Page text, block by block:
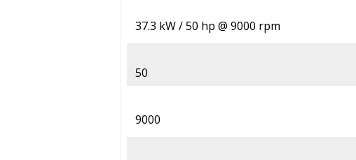
37.3 kW / 50 hp @ 9000 rpm
50
9000